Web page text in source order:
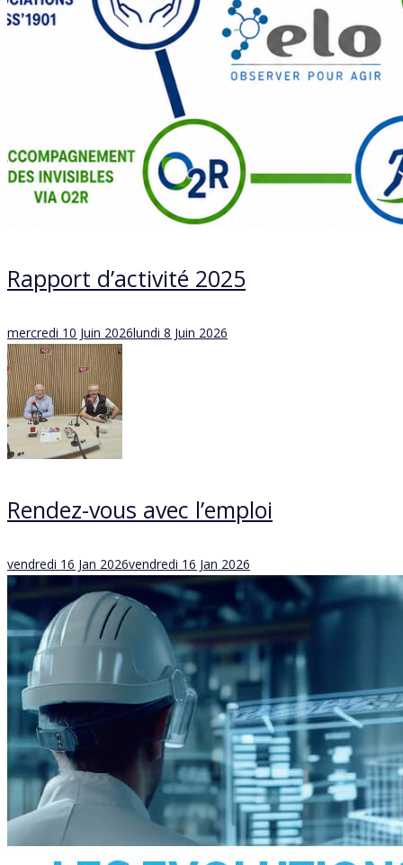
Rapport d’activité 2025
Posted
on
mercredi 10 Juin 2026lundi 8 Juin 2026
Rendez-vous avec l’emploi
Posted
on
vendredi 16 Jan 2026vendredi 16 Jan 2026